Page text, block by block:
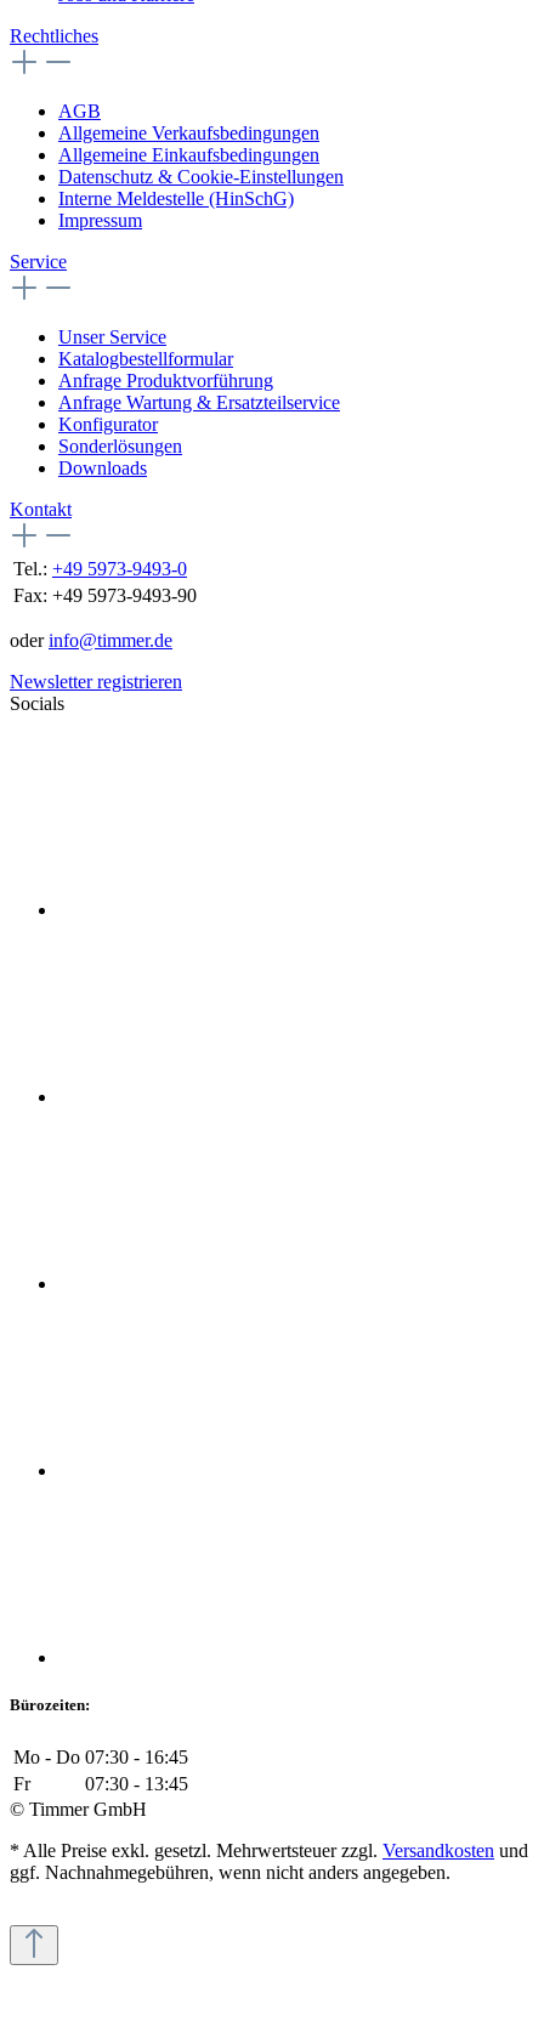
Rechtliches
AGB
Allgemeine Verkaufsbedingungen
Allgemeine Einkaufsbedingungen
Datenschutz & Cookie-Einstellungen
Interne Meldestelle (HinSchG)
Impressum
Service
Unser Service
Katalogbestellformular
Anfrage Produktvorführung
Anfrage Wartung & Ersatzteilservice
Konfigurator
Sonderlösungen
Downloads
Kontakt
Tel.: +49 5973-9493-0
Fax: +49 5973-9493-90
oderinfo@timmer.de
Newsletter registrieren
Socials
Bürozeiten:
Mo - Do 07:30 - 16:45
Fr
07:30 - 13:45
© Timmer GmbH
* Alle Preise exkl. gesetzl. Mehrwertsteuer zzgl. Versandkosten und
ggf. Nachnahmegebühren, wenn nicht anders angegeben.